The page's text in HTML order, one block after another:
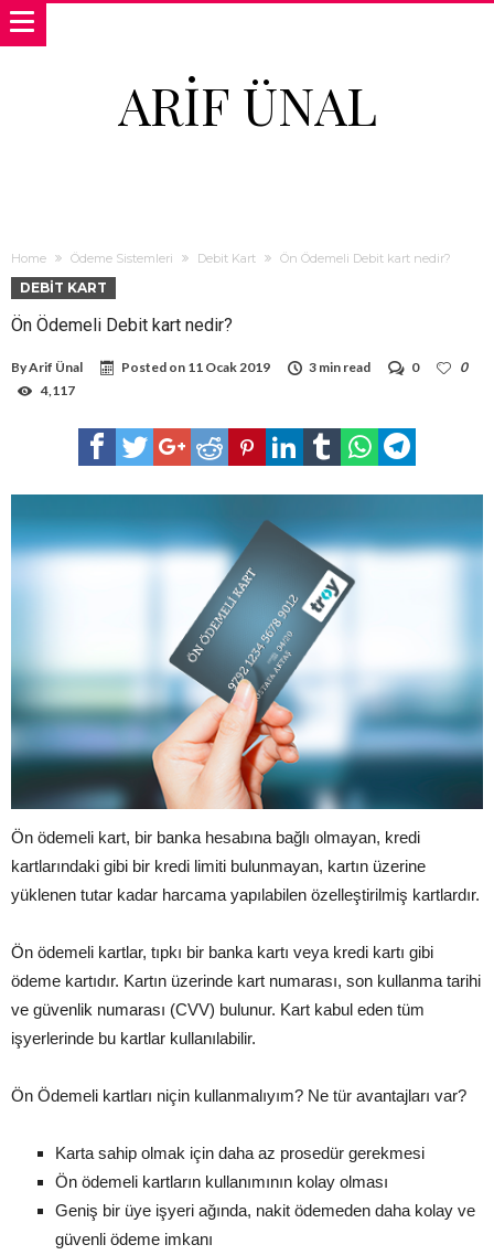
ARIF ÜNAL
Home Ödeme Sistemleri Debit Kart Ön Ödemeli Debit kart nedir?
DEBIT KART
Ön Ödemeli Debit kart nedir?
ByArif Ünal Posted on 11 Ocak 2019 3 min read 0
0
4,117
Ön ödemeli kart, bir banka hesabına bağlı olmayan, kredi
kartlarındaki gibi bir kredi limiti bulunmayan, kartın üzerine
yüklenen tutar kadar harcama yapılabilen özelleştirilmiş kartlardır.
Ön ödemeli kartlar, tıpkı bir banka kartı veya kredi kartı gibi
ödeme kartıdır. Kartın üzerinde kart numarası, son kullanma tarihi
ve güvenlik numarası (CVV) bulunur. Kart kabul eden tüm
işyerlerinde bu kartlar kullanılabilir.
Ön Ödemeli kartları niçin kullanmalıyım? Ne tür avantajları var?
Karta sahip olmak için daha az prosedür gerekmesi
Ön ödemeli kartların kullanımının kolay olması
Geniş bir üye işyeri ağında, nakit ödemeden daha kolay ve
güvenli ödeme imkanı